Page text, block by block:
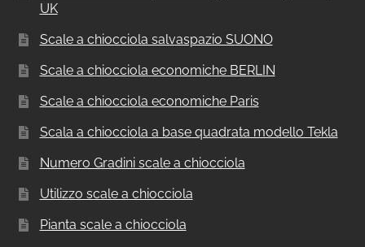
UK
Scale a chiocciola salvaspazio SUONO
Scale a chiocciola economiche BERLIN
Scale a chiocciola economiche Paris
Scala a chiocciola a base quadrata modello Tekla
Numero Gradini scale a chiocciola
Utilizzo scale a chiocciola
Pianta scale a chiocciola